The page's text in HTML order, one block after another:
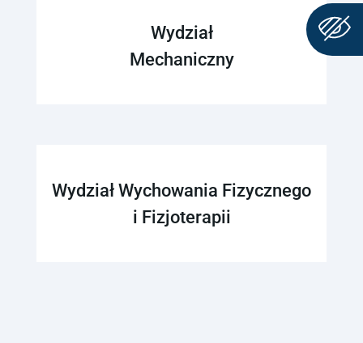
Wydział
Mechaniczny
Wydział Wychowania Fizycznego
i Fizjoterapii